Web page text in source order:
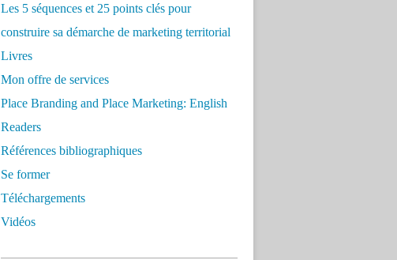
Les 5 séquences et 25 points clés pour
construire sa démarche de marketing territorial
Livres
Mon offre de services
Place Branding and Place Marketing: English
Readers
Références bibliographiques
Se former
Téléchargements
Vidéos